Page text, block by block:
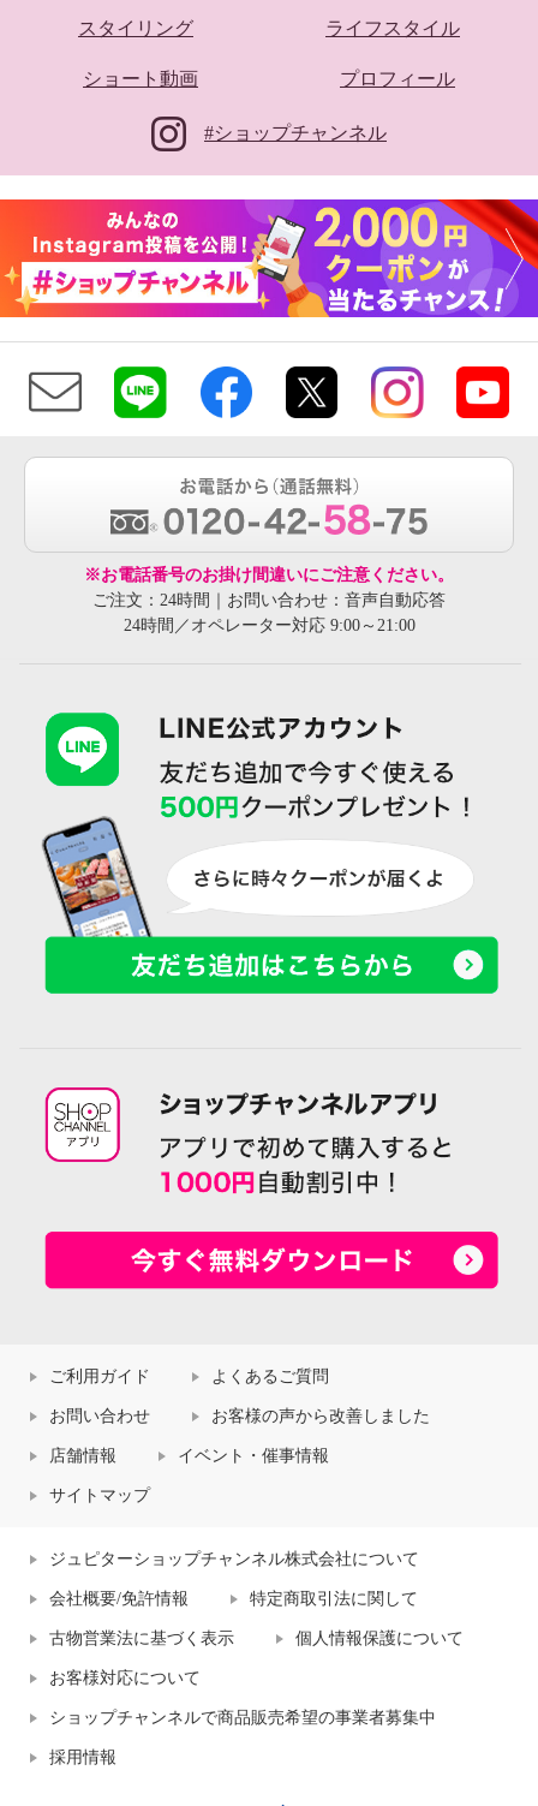
スタイリング ライフスタイル
ショート動画 プロフィール
#ショップチャンネル
※お電話番号のお掛け間違いにご注意ください。
ご注文：24時間｜お問い合わせ：音声自動応答
24時間／オペレーター対応 9:00～21:00
ご利用ガイド よくあるご質問
お問い合わせ お客様の声から改善しました
店舗情報 イベント・催事情報
サイトマップ
ジュピターショップチャンネル株式会社について
会社概要/免許情報 特定商取引法に関して
古物営業法に基づく表示 個人情報保護について
お客様対応について
ショップチャンネルで商品販売希望の事業者募集中
採用情報